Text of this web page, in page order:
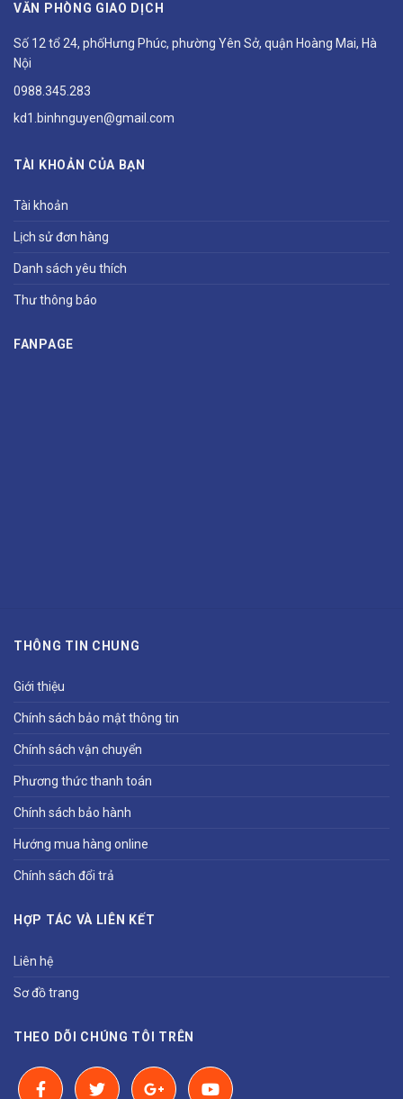
VĂN PHÒNG GIAO DỊCH
Số 12 tổ 24, phốHưng Phúc, phường Yên Sở, quận Hoàng Mai, Hà
Nội
0988.345.283
kd1.binhnguyen@gmail.com
TÀI KHOẢN CỦA BẠN
Tài khoản
Lịch sử đơn hàng
Danh sách yêu thích
Thư thông báo
FANPAGE
THÔNG TIN CHUNG
Giới thiệu
Chính sách bảo mật thông tin
Chính sách vận chuyển
Phương thức thanh toán
Chính sách bảo hành
Hướng mua hàng online
Chính sách đổi trả
HỢP TÁC VÀ LIÊN KẾT
Liên hệ
Sơ đồ trang
THEO DÕI CHÚNG TÔI TRÊN